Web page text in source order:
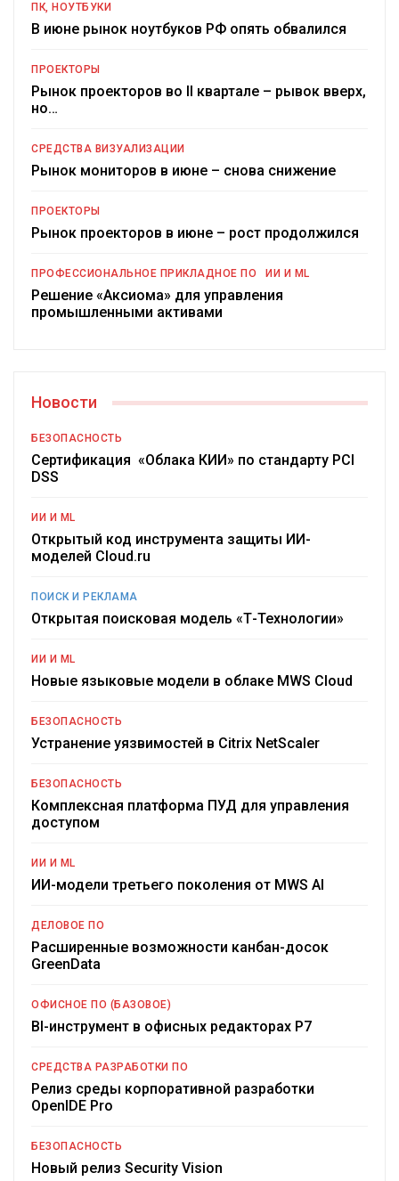
ПК, НОУТБУКИ
В июне рынок ноутбуков РФ опять обвалился
ПРОЕКТОРЫ
Рынок проекторов во II квартале – рывок вверх,
но…
СРЕДСТВА ВИЗУАЛИЗАЦИИ
Рынок мониторов в июне – снова снижение
ПРОЕКТОРЫ
Рынок проекторов в июне – рост продолжился
ПРОФЕССИОНАЛЬНОЕ ПРИКЛАДНОЕ ПО ИИ И ML
Решение «Аксиома» для управления
промышленными активами
Новости
БЕЗОПАСНОСТЬ
Сертификация «Облака КИИ» по стандарту PCI
DSS
ИИ И ML
Открытый код инструмента защиты ИИ-
моделей Cloud.ru
ПОИСК И РЕКЛАМА
Открытая поисковая модель «Т-Технологии»
ИИ И ML
Новые языковые модели в облаке MWS Cloud
БЕЗОПАСНОСТЬ
Устранение уязвимостей в Citrix NetScaler
БЕЗОПАСНОСТЬ
Комплексная платформа ПУД для управления
доступом
ИИ И ML
ИИ-модели третьего поколения от MWS AI
ДЕЛОВОЕ ПО
Расширенные возможности канбан-досок
GreenData
ОФИСНОЕ ПО (БАЗОВОЕ)
BI-инструмент в офисных редакторах Р7
СРЕДСТВА РАЗРАБОТКИ ПО
Релиз среды корпоративной разработки
OpenIDE Pro
БЕЗОПАСНОСТЬ
Новый релиз Security Vision